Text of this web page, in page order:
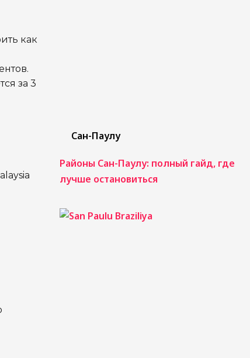
как
за 3
Сан-Паулу
Районы Сан-Паулу: полный гайд, где
лучше остановиться